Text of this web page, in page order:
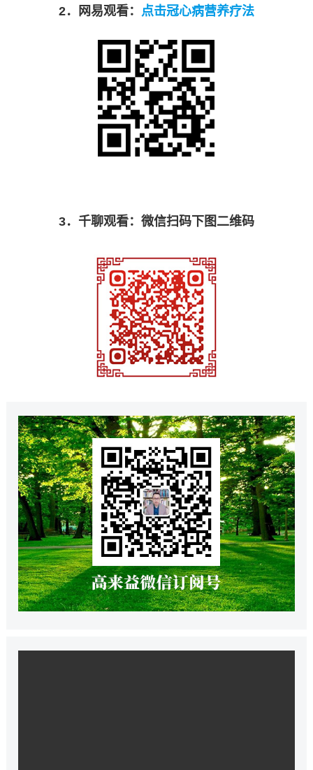
2．网易观看： 点击冠心病营养疗法
3．千聊观看：微信扫码下图二维码